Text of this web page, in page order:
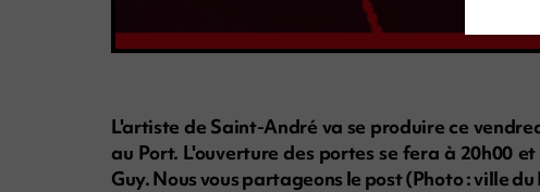
L'artiste de Saint-André va se produire ce
au Port. L'ouverture des portes se fera à 20h00
Guy. Nous vous partageons le post (Photo : ville du